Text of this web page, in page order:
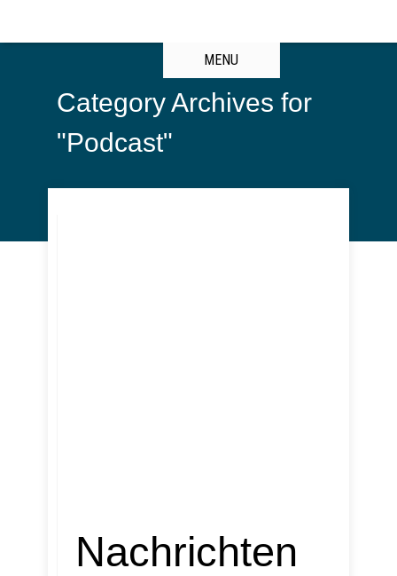
MENU
Category Archives for
"Podcast"
Nachrichten